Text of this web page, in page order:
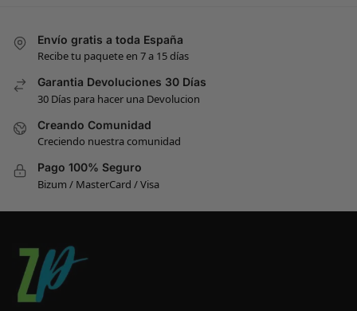
Envío gratis a toda España
Recibe tu paquete en 7 a 15 días
Garantia Devoluciones 30 Días
30 Días para hacer una Devolucion
Creando Comunidad
Creciendo nuestra comunidad
Pago 100% Seguro
Bizum / MasterCard / Visa